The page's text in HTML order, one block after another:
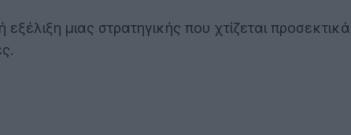
μιας στρατηγικής που χτίζεται προσεκτικά